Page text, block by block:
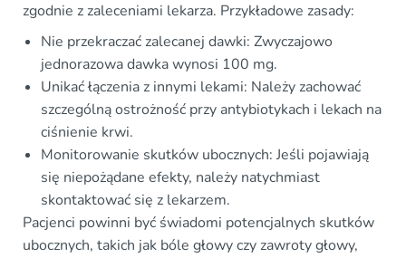
zgodnie z zaleceniami lekarza. Przykładowe zasady:
Nie przekraczać zalecanej dawki: Zwyczajowo
jednorazowa dawka wynosi 100 mg.
Unikać łączenia z innymi lekami: Należy zachować
szczególną ostrożność przy antybiotykach i lekach na
ciśnienie krwi.
Monitorowanie skutków ubocznych: Jeśli pojawiają
się niepożądane efekty, należy natychmiast
skontaktować się z lekarzem.
Pacjenci powinni być świadomi potencjalnych skutków
ubocznych, takich jak bóle głowy czy zawroty głowy,